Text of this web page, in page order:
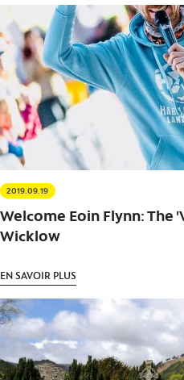
2019.09.19
Welcome Eoin Flynn: The
Wicklow
EN SAVOIR PLUS